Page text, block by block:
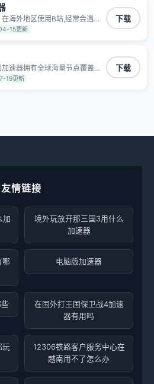
和监听
海外地区使用B站,经常会遇到B
蔽,缓冲卡顿等问题,使用我们
可加速解决各类网络问题,一键
15更新
下载
速器拥有全球海量节点覆盖，
，专为海外华人和留学生打
域限制，随时高速稳定低延迟
19更新
下载
友情链接
加
境外玩放开那三国3用什么
加速器
哪
电脑版加速器
在国外打王国保卫战4加速
器有用吗
玩
12306铁路客户服务中心在
越南用不了怎么办